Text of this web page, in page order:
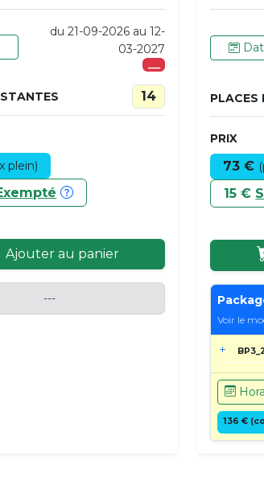
du 21-09-2026 au 12-
03-2027
___
14
plein)
Ajouter au panier
---
PLACES
PRIX
73 €
15 €
Voir le
136 €